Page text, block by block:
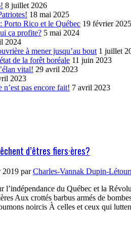
8 juillet 2026
18 mai 2025
Porto Rico et le Québec 19 février 2025
ça profite? 5 mai 2024
2024
à mener jusqu’au bout 1 juillet
de la forêt boréale 11 juin 2023
vital! 29 avril 2023
2023
pas encore fait! 7 avril 2023
d’êtres fiers·ères?
2019 parCharles-Vannak Dupin-
l’indépendance du Québec et la
Aux crottés barbus armés de
noircis À celles et ceux qui